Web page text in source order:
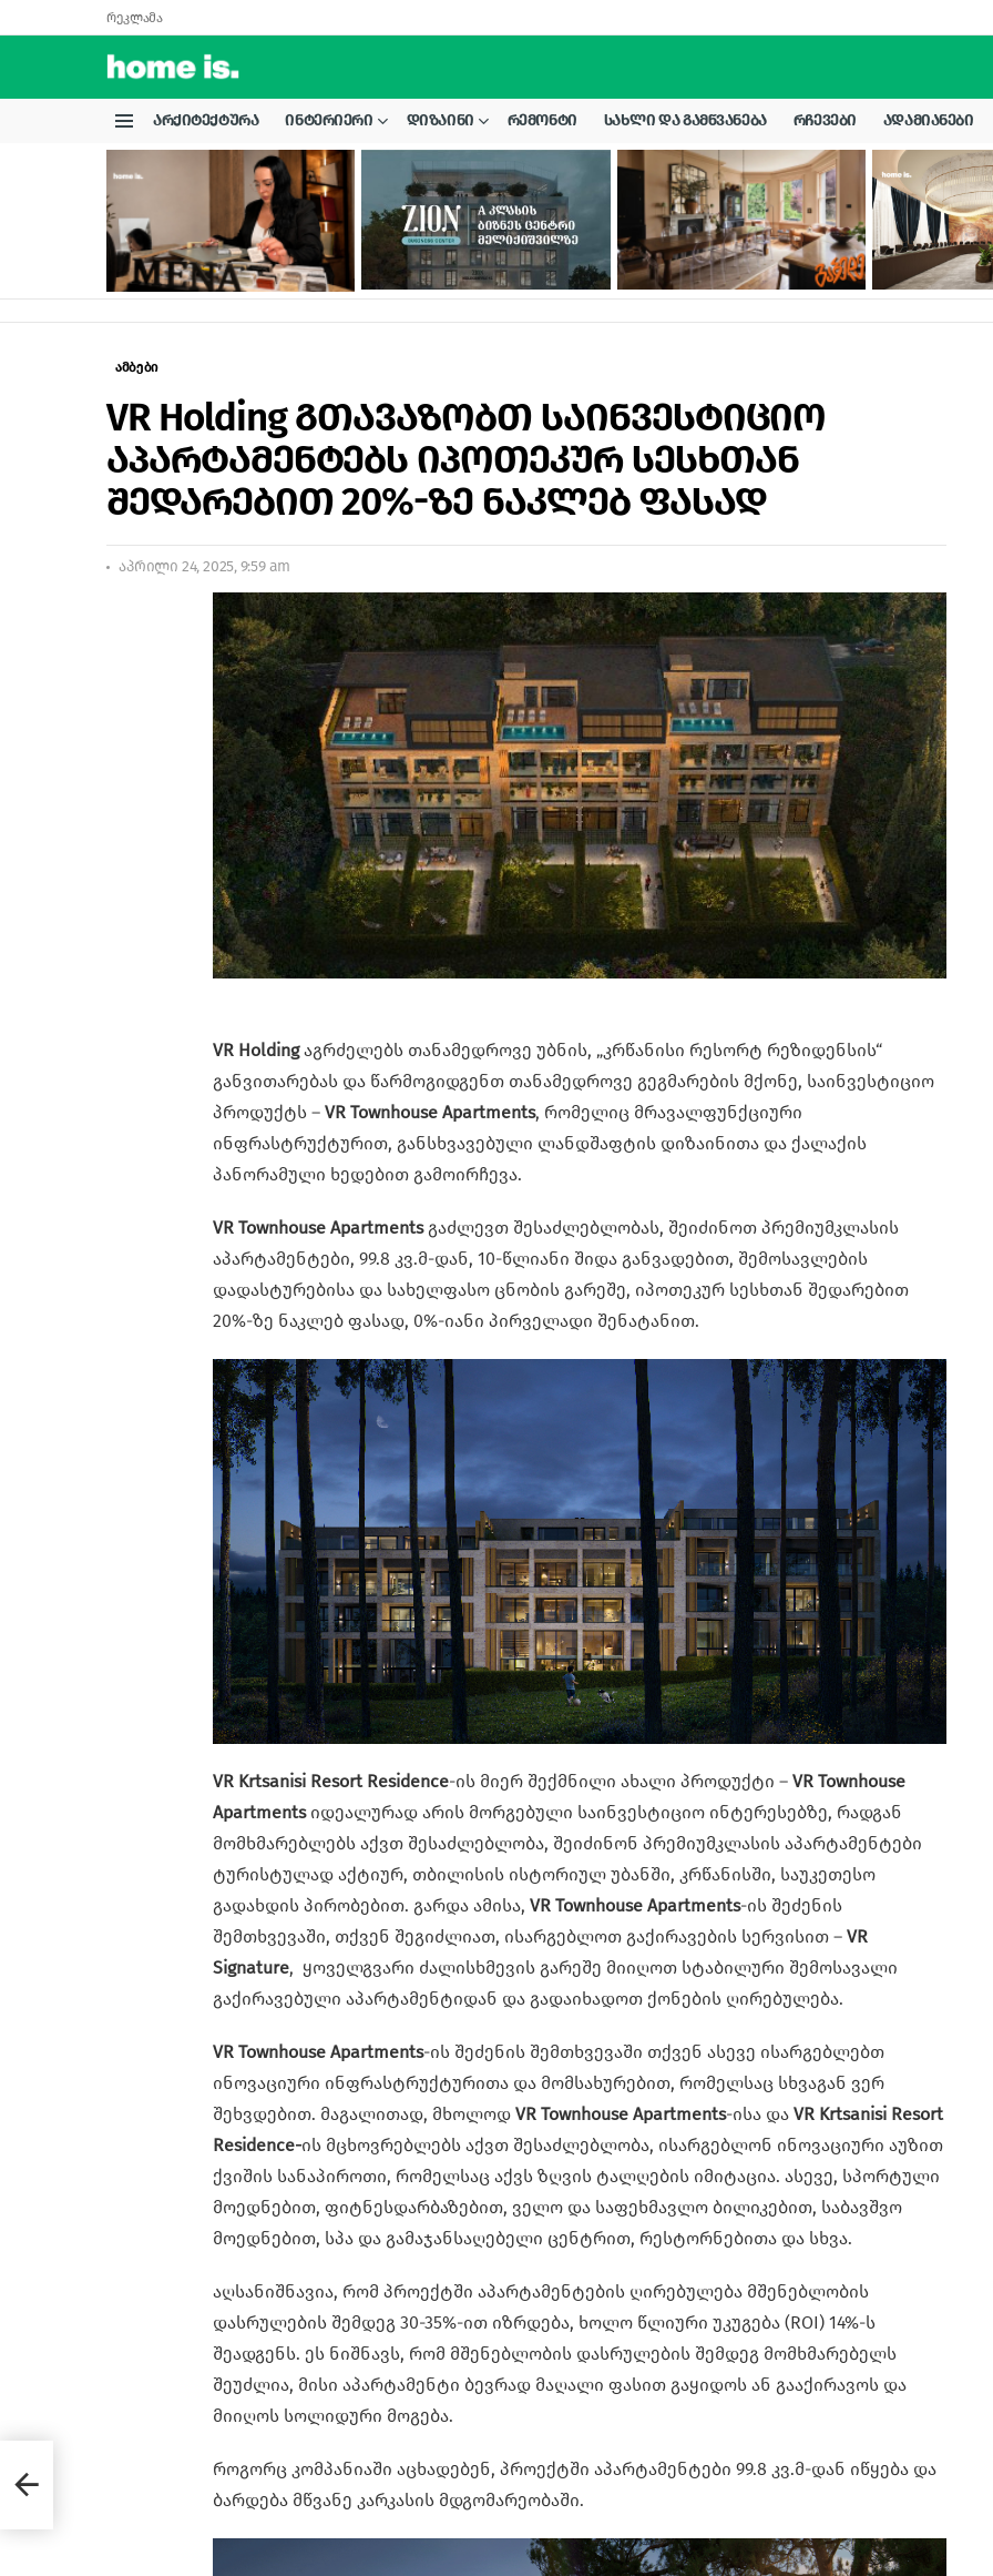
რეკლამა
ᲐᲠᲥᲘᲢᲔᲥᲢᲣᲠᲐ ᲘᲜᲢᲔᲠᲘᲔᲠᲘ ᲓᲘᲖᲐᲘᲜᲘ ᲠᲔᲛᲝᲜᲢᲘ ᲡᲐᲮᲚᲘ ᲓᲐ ᲒᲐᲛᲬᲕᲐᲜᲔᲑᲐ ᲠᲩᲔᲕᲔᲑᲘ ᲐᲓᲐᲛᲘᲐᲜᲔᲑᲘ
STORIES
ამბები
VR Holding გთავაზობთ საინვესტიციო
აპარტამენტებს იპოთეკურ სესხთან
შედარებით 20%-ზე ნაკლებ ფასად
აპრილი 24, 2025, 9:59 am
VR Holdingაგრძელებს თანამედროვე უბნის, „კრწანისი რესორტ რეზიდენსის“
განვითარებას და წარმოგიდგენთ თანამედროვე გეგმარების მქონე, საინვესტიციო
პროდუქტს – VR Townhouse Apartments, რომელიც მრავალფუნქციური
ინფრასტრუქტურით, განსხვავებული ლანდშაფტის დიზაინითა და ქალაქის
პანორამული ხედებით გამოირჩევა.
VR Townhouse Apartmentsგაძლევთ შესაძლებლობას, შეიძინოთ პრემიუმკლასის
აპარტამენტები, 99.8 კვ.მ-დან, 10-წლიანი შიდა განვადებით, შემოსავლების
დადასტურებისა და სახელფასო ცნობის გარეშე, იპოთეკურ სესხთან შედარებით
20%-ზე ნაკლებ ფასად, 0%-იანი პირველადი შენატანით.
VR Krtsanisi Resort Residence-ის მიერ შექმნილი ახალი პროდუქტი – VR Townhouse
Apartments იდეალურად არის მორგებული საინვესტიციო ინტერესებზე, რადგან
მომხმარებლებს აქვთ შესაძლებლობა, შეიძინონ პრემიუმკლასის აპარტამენტები
ტურისტულად აქტიურ, თბილისის ისტორიულ უბანში, კრწანისში, საუკეთესო
გადახდის პირობებით. გარდა ამისა, VR Townhouse Apartments-ის შეძენის
შემთხვევაში, თქვენ შეგიძლიათ, ისარგებლოთ გაქირავების სერვისით – VR
Signature, ყოველგვარი ძალისხმევის გარეშე მიიღოთ სტაბილური შემოსავალი
გაქირავებული აპარტამენტიდან და გადაიხადოთ ქონების ღირებულება.
VR Townhouse Apartments-ის შეძენის შემთხვევაში თქვენ ასევე ისარგებლებთ
ინოვაციური ინფრასტრუქტურითა და მომსახურებით, რომელსაც სხვაგან ვერ
შეხვდებით. მაგალითად, მხოლოდ VR Townhouse Apartments-ისა და VR Krtsanisi Resort
Residence-ის მცხოვრებლებს აქვთ შესაძლებლობა, ისარგებლონ ინოვაციური აუზით
ქვიშის სანაპიროთი, რომელსაც აქვს ზღვის ტალღების იმიტაცია. ასევე, სპორტული
მოედნებით, ფიტნესდარბაზებით, ველო და საფეხმავლო ბილიკებით, საბავშვო
მოედნებით, სპა და გამაჯანსაღებელი ცენტრით, რესტორნებითა და სხვა.
აღსანიშნავია, რომ პროექტში აპარტამენტების ღირებულება მშენებლობის
დასრულების შემდეგ 30-35%-ით იზრდება, ხოლო წლიური უკუგება (ROI) 14%-ს
შეადგენს. ეს ნიშნავს, რომ მშენებლობის დასრულების შემდეგ მომხმარებელს
შეუძლია, მისი აპარტამენტი ბევრად მაღალი ფასით გაყიდოს ან გააქირავოს და
მიიღოს სოლიდური მოგება.
როგორც კომპანიაში აცხადებენ, პროექტში აპარტამენტები 99.8 კვ.მ-დან იწყება და
ბარდება მწვანე კარკასის მდგომარეობაში.